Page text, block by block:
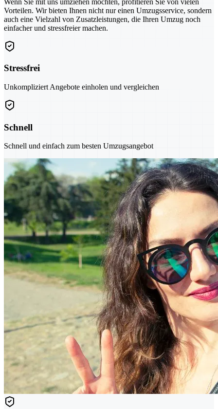
Vorteilen. Wir bieten Ihnen nicht nur einen Umzugsservice, sondern
auch eine Vielzahl von Zusatzleistungen, die Ihren Umzug noch
einfacher und stressfreier machen.
Stressfrei
Unkompliziert Angebote einholen und vergleichen
Schnell
Schnell und einfach zum besten Umzugsangebot